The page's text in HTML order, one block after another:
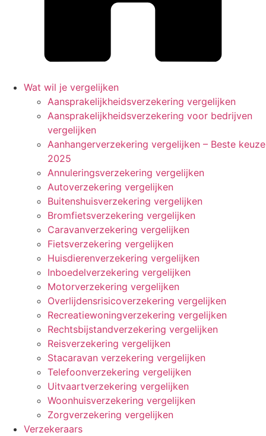
Wat wil je vergelijken
Aansprakelijkheidsverzekering vergelijken
Aansprakelijkheidsverzekering voor bedrijven
vergelijken
Aanhangerverzekering vergelijken – Beste keuze
2025
Annuleringsverzekering vergelijken
Autoverzekering vergelijken
Buitenshuisverzekering vergelijken
Bromfietsverzekering vergelijken
Caravanverzekering vergelijken
Fietsverzekering vergelijken
Huisdierenverzekering vergelijken
Inboedelverzekering vergelijken
Motorverzekering vergelijken
Overlijdensrisicoverzekering vergelijken
Recreatiewoningverzekering vergelijken
Rechtsbijstandverzekering vergelijken
Reisverzekering vergelijken
Stacaravan verzekering vergelijken
Telefoonverzekering vergelijken
Uitvaartverzekering vergelijken
Woonhuisverzekering vergelijken
Zorgverzekering vergelijken
Verzekeraars